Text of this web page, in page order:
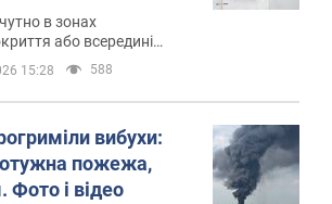
в зонах
або всередині
15:28 588
вибухи:
пожежа,
Фото і відео